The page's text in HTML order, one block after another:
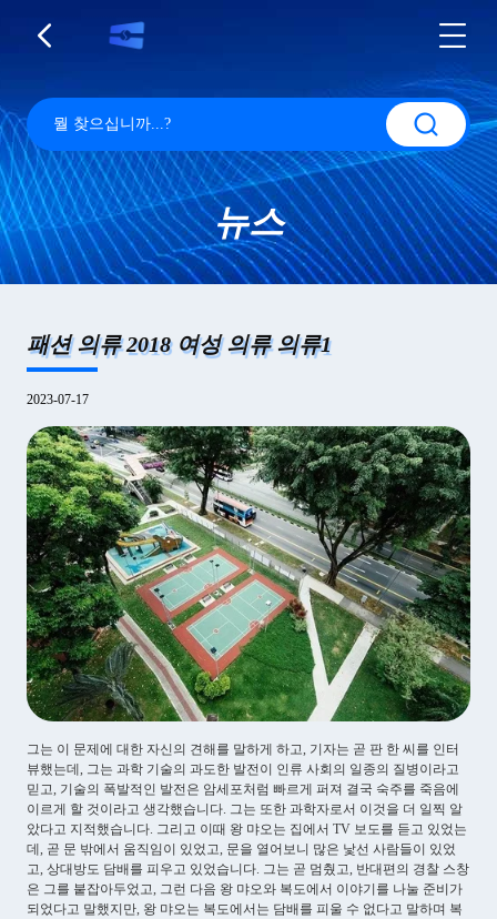
뉴스
패션 의류 2018 여성 의류 의류1
2023-07-17
그는 이 문제에 대한 자신의 견해를 말하게 하고, 기자는 곧 판 한 씨를 인터
뷰했는데, 그는 과학 기술의 과도한 발전이 인류 사회의 일종의 질병이라고
믿고, 기술의 폭발적인 발전은 암세포처럼 빠르게 퍼져 결국 숙주를 죽음에
이르게 할 것이라고 생각했습니다. 그는 또한 과학자로서 이것을 더 일찍 알
았다고 지적했습니다. 그리고 이때 왕 먀오는 집에서 TV 보도를 듣고 있었는
데, 곧 문 밖에서 움직임이 있었고, 문을 열어보니 많은 낯선 사람들이 있었
고, 상대방도 담배를 피우고 있었습니다. 그는 곧 멈췄고, 반대편의 경찰 스창
은 그를 붙잡아두었고, 그런 다음 왕 먀오와 복도에서 이야기를 나눌 준비가
되었다고 말했지만, 왕 먀오는 복도에서는 담배를 피울 수 없다고 말하며 복